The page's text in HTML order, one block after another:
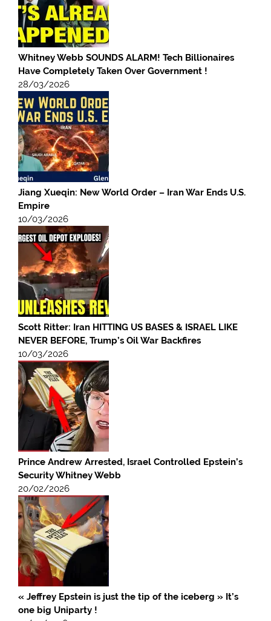
Whitney Webb SOUNDS ALARM! Tech Billionaires
Have Completely Taken Over Government !
28/03/2026
Jiang Xueqin: New World Order – Iran War Ends U.S.
Empire
10/03/2026
Scott Ritter: Iran HITTING US BASES & ISRAEL LIKE
NEVER BEFORE, Trump’s Oil War Backfires
10/03/2026
Prince Andrew Arrested, Israel Controlled Epstein’s
Security Whitney Webb
20/02/2026
« Jeffrey Epstein is just the tip of the iceberg » It’s
one big Uniparty !